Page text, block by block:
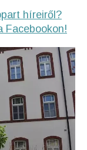
híreiről?
Facebookon!